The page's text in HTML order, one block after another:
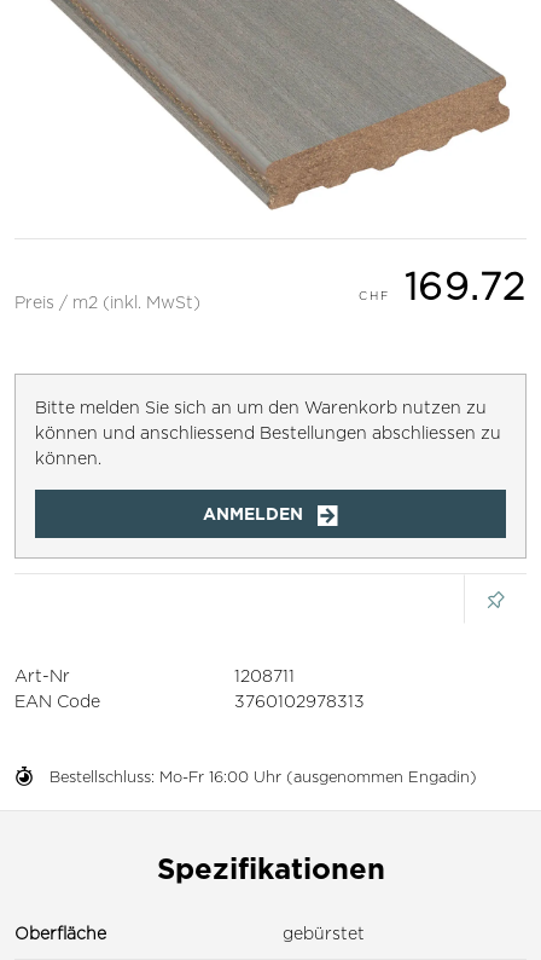
Preis / m2 (inkl. MwSt) 169.72
Bitte melden Sie sich an um den Warenkorb nutzen zu
können und anschliessend Bestellungen abschliessen zu
können.
ANMELDEN
Bestellschluss: Mo-Fr 16:00 Uhr (ausgenommen Engadin)
Art-Nr
1208711
EAN Code
3760102978313
Spezifikationen
Oberfläche gebürstet